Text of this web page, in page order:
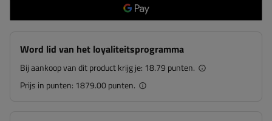
Word lid van het loyaliteitsprogramma
Bij aankoop van dit product krijg je: 18.79 punten.
Prijs in punten: 1879.00 punten.